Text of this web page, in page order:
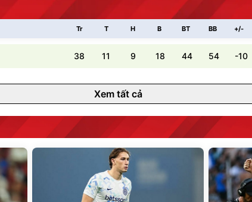
Tr T H B BT BB +/-
38 11 9 18 44 54 -10
Xem tất cả